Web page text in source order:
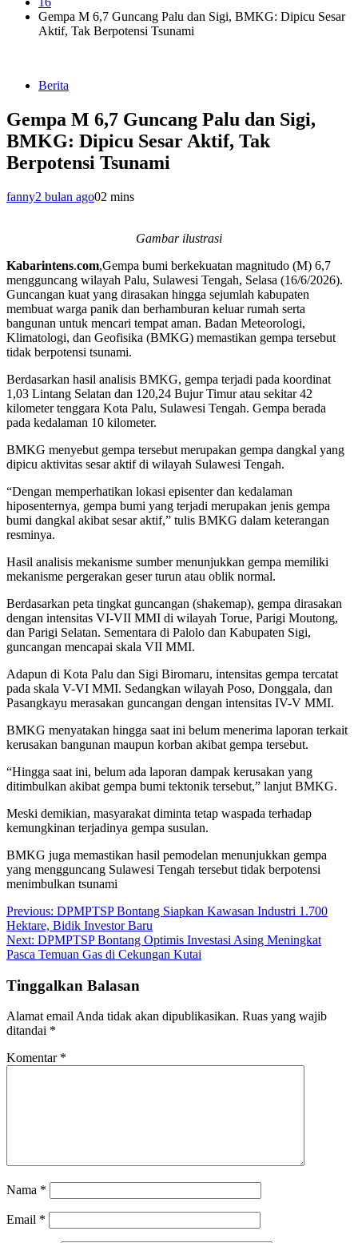
Gempa M 6,7 Guncang Palu dan Sigi, BMKG: Dipicu Sesar
Aktif, Tak Berpotensi Tsunami
Berita
Gempa M 6,7 Guncang Palu dan Sigi,
BMKG: Dipicu Sesar Aktif, Tak
Berpotensi Tsunami
fanny2 bulan ago02 mins
Gambar ilustrasi
Kabarintens.com,Gempa bumi berkekuatan magnitudo (M) 6,7
mengguncang wilayah Palu, Sulawesi Tengah, Selasa (16/6/2026).
Guncangan kuat yang dirasakan hingga sejumlah kabupaten
membuat warga panik dan berhamburan keluar rumah serta
bangunan untuk mencari tempat aman. Badan Meteorologi,
Klimatologi, dan Geofisika (BMKG) memastikan gempa tersebut
tidak berpotensi tsunami.
Berdasarkan hasil analisis BMKG, gempa terjadi pada koordinat
1,03 Lintang Selatan dan 120,24 Bujur Timur atau sekitar 42
kilometer tenggara Kota Palu, Sulawesi Tengah. Gempa berada
pada kedalaman 10 kilometer.
BMKG menyebut gempa tersebut merupakan gempa dangkal yang
dipicu aktivitas sesar aktif di wilayah Sulawesi Tengah.
“Dengan memperhatikan lokasi episenter dan kedalaman
hiposenternya, gempa bumi yang terjadi merupakan jenis gempa
bumi dangkal akibat sesar aktif,” tulis BMKG dalam keterangan
resminya.
Hasil analisis mekanisme sumber menunjukkan gempa memiliki
mekanisme pergerakan geser turun atau oblik normal.
Berdasarkan peta tingkat guncangan (shakemap), gempa dirasakan
dengan intensitas VI-VII MMI di wilayah Torue, Parigi Moutong,
dan Parigi Selatan. Sementara di Palolo dan Kabupaten Sigi,
guncangan mencapai skala VII MMI.
Adapun di Kota Palu dan Sigi Biromaru, intensitas gempa tercatat
pada skala V-VI MMI. Sedangkan wilayah Poso, Donggala, dan
Pasangkayu merasakan guncangan dengan intensitas IV-V MMI.
BMKG menyatakan hingga saat ini belum menerima laporan terkait
kerusakan bangunan maupun korban akibat gempa tersebut.
“Hingga saat ini, belum ada laporan dampak kerusakan yang
ditimbulkan akibat gempa bumi tektonik tersebut,” lanjut BMKG.
Meski demikian, masyarakat diminta tetap waspada terhadap
kemungkinan terjadinya gempa susulan.
BMKG juga memastikan hasil pemodelan menunjukkan gempa
yang mengguncang Sulawesi Tengah tersebut tidak berpotensi
menimbulkan tsunami
Navigasi
pos
Previous: DPMPTSP Bontang Siapkan Kawasan Industri 1.700
Hektare, Bidik Investor Baru
Next: DPMPTSP Bontang Optimis Investasi Asing Meningkat
Pasca Temuan Gas di Cekungan Kutai
Tinggalkan Balasan
Alamat email Anda tidak akan dipublikasikan. Ruas yang wajib
ditandai *
Komentar *
Nama *
Email *